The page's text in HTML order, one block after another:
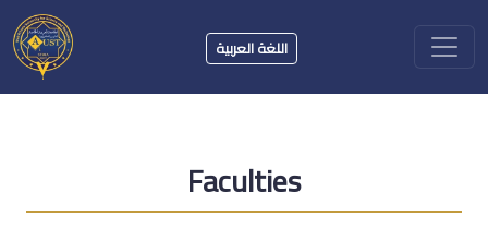
اللغة العربية
Faculties